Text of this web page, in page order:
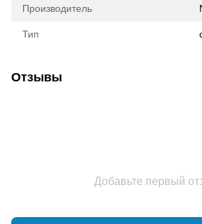
Производитель
Тип
Отзывы
Добавьте первый